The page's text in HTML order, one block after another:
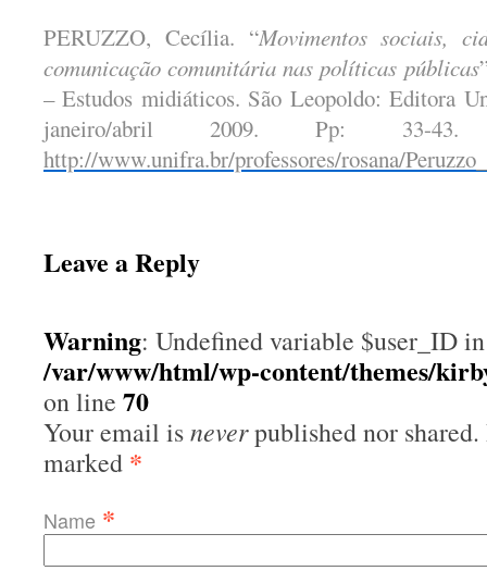
PERUZZO, Cecília. “Movimentos sociais,
comunicação comunitária nas políticas públicas
– Estudos midiáticos. São Leopoldo: Editora
janeiro/abril 2009. Pp: 33-43.
http://www.unifra.br/professores/rosana/
Leave a Reply
Warning: Undefined variable $user_ID in
/var/www/html/wp-content/themes/
on line 70
Your email isneverpublished nor
marked *
Name *